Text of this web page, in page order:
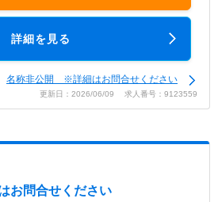
詳細を見る
名称非公開 ※詳細はお問合せください
更新日：2026/06/09 求人番号：9123559
問合せください